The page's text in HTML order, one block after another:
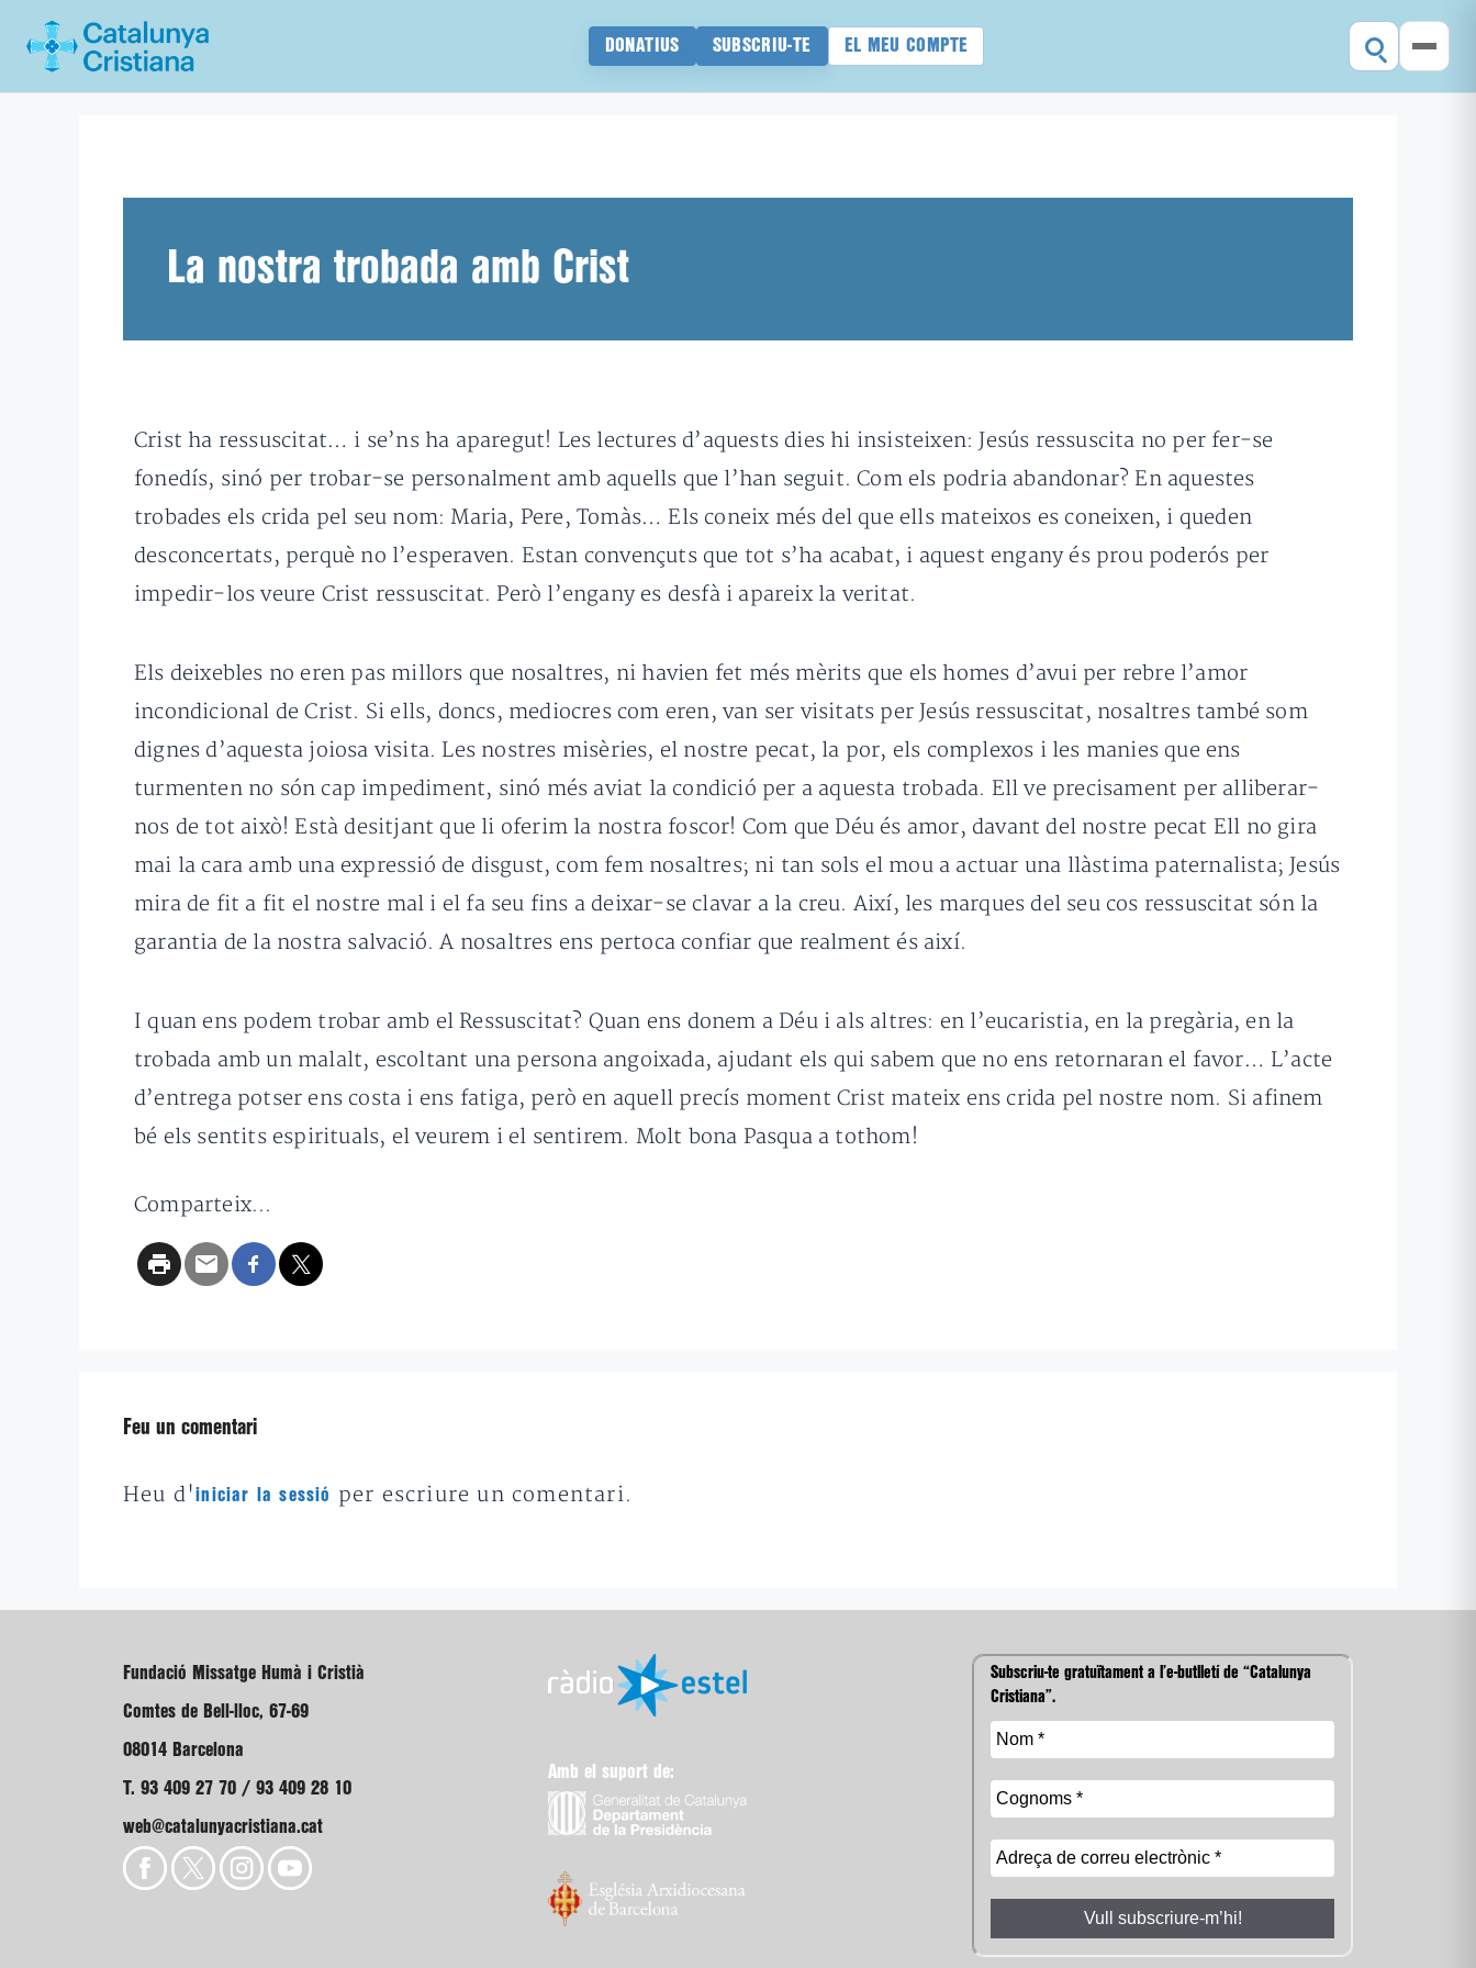
DONATIUS SUBSCRIU-TE EL MEU COMPTE
La nostra trobada amb Crist
Crist ha ressuscitat… i se’ns ha aparegut! Les lectures d’aquests dies hi insisteixen: Jesús ressuscita no per fer-se
fonedís, sinó per trobar-se personalment amb aquells que l’han seguit. Com els podria abandonar? En aquestes
trobades els crida pel seu nom: Maria, Pere, Tomàs… Els coneix més del que ells mateixos es coneixen, i queden
desconcertats, perquè no l’esperaven. Estan convençuts que tot s’ha acabat, i aquest engany és prou poderós per
impedir-los veure Crist ressuscitat. Però l’engany es desfà i apareix la veritat.
Els deixebles no eren pas millors que nosaltres, ni havien fet més mèrits que els homes d’avui per rebre l’amor
incondicional de Crist. Si ells, doncs, mediocres com eren, van ser visitats per Jesús ressuscitat, nosaltres també som
dignes d’aquesta joiosa visita. Les nostres misèries, el nostre pecat, la por, els complexos i les manies que ens
turmenten no són cap impediment, sinó més aviat la condició per a aquesta trobada. Ell ve precisament per alliberar-
nos de tot això! Està desitjant que li oferim la nostra foscor! Com que Déu és amor, davant del nostre pecat Ell no gira
mai la cara amb una expressió de disgust, com fem nosaltres; ni tan sols el mou a actuar una llàstima paternalista; Jesús
mira de fit a fit el nostre mal i el fa seu fins a deixar-se clavar a la creu. Així, les marques del seu cos ressuscitat són la
garantia de la nostra salvació. A nosaltres ens pertoca confiar que realment és així.
I quan ens podem trobar amb el Ressuscitat? Quan ens donem a Déu i als altres: en l’eucaristia, en la pregària, en la
trobada amb un malalt, escoltant una persona angoixada, ajudant els qui sabem que no ens retornaran el favor… L’acte
d’entrega potser ens costa i ens fatiga, però en aquell precís moment Crist mateix ens crida pel nostre nom. Si afinem
bé els sentits espirituals, el veurem i el sentirem. Molt bona Pasqua a tothom!
Comparteix...
Feu un comentari
Heu d'iniciar la sessió per escriure un comentari.
Fundació Missatge Humà i Cristià
Comtes de Bell-lloc, 67-69
08014 Barcelona
T. 93 409 27 70 / 93 409 28 10
web@catalunyacristiana.cat
Amb el suport de:
Subscriu-te gratuïtament a l’e-butlletí de “Catalunya
Cristiana”.